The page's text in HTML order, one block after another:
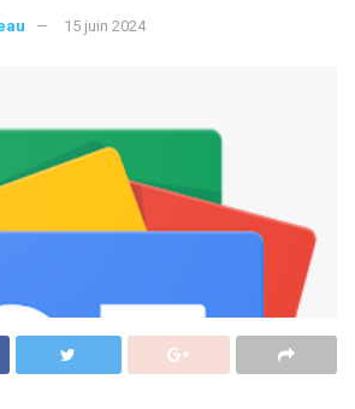
15 juin 2024